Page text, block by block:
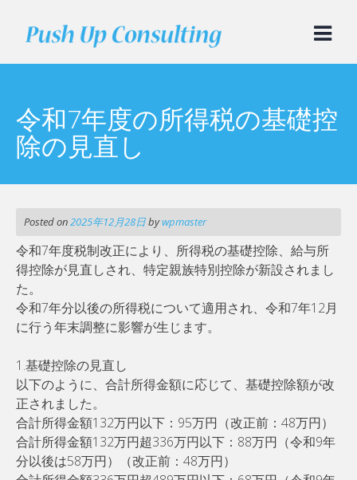
content
令和7年度の所得税の基礎控
除の見直し
Posted on2025年12月28日bywpmaster
令和7年度税制改正により、所得税の基礎控除、給与所
得控除が見直しされ、特定親族特別控除が新設されまし
た。
令和7年分以後の所得税について適⽤され、令和7年12月
に行う年末調整に影響が生じます。
1.基礎控除の見直し
以下のように、合計所得金額に応じて、基礎控除額が改
正されました。
合計所得⾦額132万円以下：95万円（改正前：48万円）
合計所得⾦額132万円超336万円以下：88万円（令和9年
分以後は58万円）（改正前：48万円）